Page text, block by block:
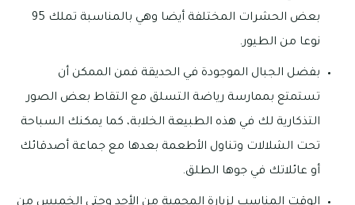
بعض الحشرات المختلفة أيضا وهي بالمناسبة تملك 95
نوعا من الطيور.
بفضل الجبال الموجودة في الحديقة فمن الممكن أن
تستمتع بممارسة رياضة التسلق مع التقاط بعض الصور
التذكارية لك في هذه الطبيعة الخلابة، كما يمكنك السباحة
تحت الشلالات وتناول الأطعمة بعدها مع جماعة أصدقائك
أو عائلاتك في جوها الطلق.